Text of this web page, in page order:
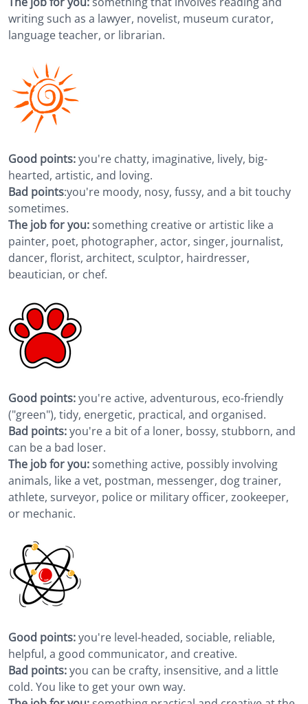
writing such as a lawyer, novelist, museum curator,
language teacher, or librarian.
Good points:you're chatty, imaginative, lively, big-
hearted, artistic, and loving.
Bad points:you're moody, nosy, fussy, and a bit touchy
sometimes.
The job for you:something creative or artistic like a
painter, poet, photographer, actor, singer, journalist,
dancer, florist, architect, sculptor, hairdresser,
beautician, or chef.
Good points:you're active, adventurous, eco-friendly
("green"), tidy, energetic, practical, and organised.
Bad points:you're a bit of a loner, bossy, stubborn, and
can be a bad loser.
The job for you:something active, possibly involving
animals, like a vet, postman, messenger, dog trainer,
athlete, surveyor, police or military officer, zookeeper,
or mechanic.
Good points:you're level-headed, sociable, reliable,
helpful, a good communicator, and creative.
Bad points:you can be crafty, insensitive, and a little
cold. You like to get your own way.